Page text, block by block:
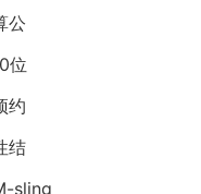
公
位
约
结
sling